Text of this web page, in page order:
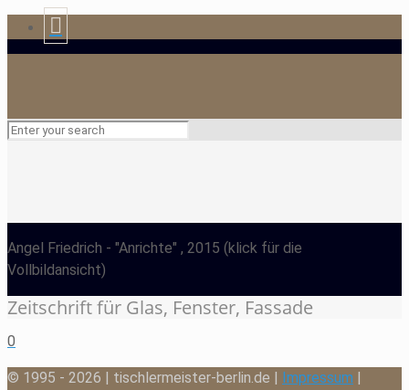
Angel Friedrich - "Anrichte" , 2015 (klick für die
Vollbildansicht)
Zeitschrift für Glas, Fenster, Fassade
0
© 1995 - 2026 | tischlermeister-berlin.de | Impressum